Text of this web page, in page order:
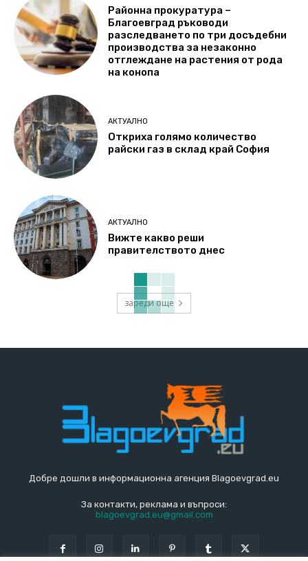
Районна прокуратура –
Благоевград ръководи
разследването по три досъдебни
производства за незаконно
отглеждане на растения от рода
на конопа
АКТУАЛНО
Откриха голямо количество
райски газ в склад край София
АКТУАЛНО
Вижте какво реши
правителството днес
зареди още
Добре дошли в информационна агенция Blagoevgrad.eu
За контакти, реклама и въпроси:
blagoevgrad.eu@gmail.com